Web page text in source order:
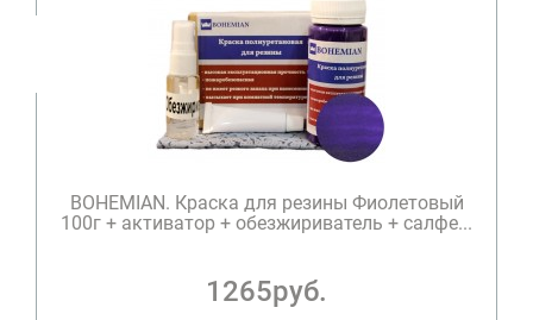
BOHEMIAN. Краска для резины Фиолетовый
100г + активатор + обезжириватель + салфе...
1265руб.